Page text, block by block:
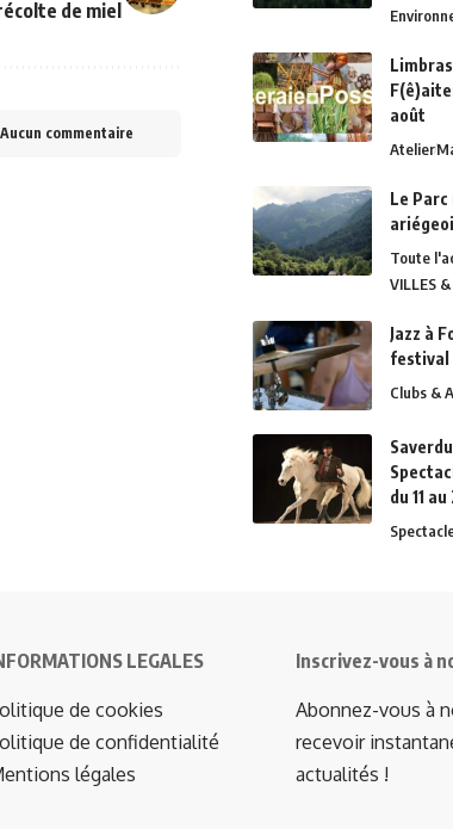
de miel
Aucun commentaire
août
Atelier
Le
Toute
VILLES &
Jazz à
festival
Clubs &
du 11
LEGALES
de cookies
de confidentialité
légales
Inscrivez-vous à
Abonnez-vous à
recevoir
actualités !